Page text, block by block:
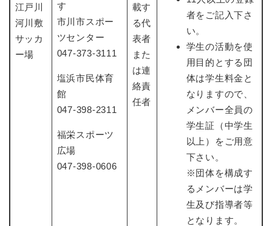
江戸川
河川敷
サッカ
ー場
す
市川市スポー
ツセンター
047-373-3111
塩浜市民体育
館
047-398-2311
福栄スポーツ
広場
047-398-0606
載す
る代
表者
また
は連
絡責
任者
者をご記入下さ
い。
学生の活動を使
用目的とする団
体は学生料金と
なりますので、
メンバー全員の
学生証（中学生
以上）をご用意
下さい。
※団体を構成す
るメンバーは学
生及び指導者等
となります。